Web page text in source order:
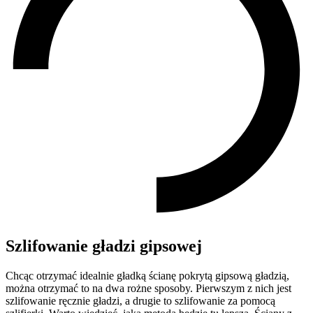
Szlifowanie gładzi gipsowej
Chcąc otrzymać idealnie gładką ścianę pokrytą gipsową gładzią,
można otrzymać to na dwa rożne sposoby. Pierwszym z nich jest
szlifowanie ręcznie gładzi, a drugie to szlifowanie za pomocą